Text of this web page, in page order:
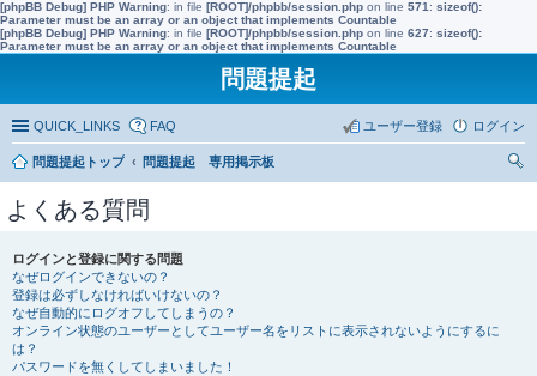
[phpBB Debug] PHP Warning: in file [ROOT]/phpbb/session.php on line 571 : sizeof():
Parameter must be an array or an object that implements Countable
[phpBB Debug] PHP Warning: in file [ROOT]/phpbb/session.php on line 627: sizeof():
Parameter must be an array or an object that implements Countable
問題提起
QUICK_LINKS FAQ ログイン
ユーザー登録
問題提起トップ
問題提起 専用掲示板
よくある質問
ログインと登録に関する問題
なぜログインできないの？
登録は必ずしなければいけないの？
なぜ自動的にログオフしてしまうの？
オンライン状態のユーザーとしてユーザー名をリストに表示されないようにするに
は？
パスワードを無くしてしまいました！